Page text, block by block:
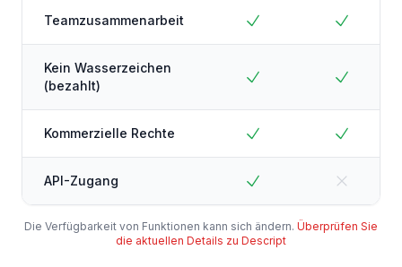
Teamzusammenarbeit
Kein Wasserzeichen
(bezahlt)
Kommerzielle Rechte
API-Zugang
Die Verfügbarkeit von Funktionen kann sich ändern. Überprüfen Sie
die aktuellen Details zu Descript